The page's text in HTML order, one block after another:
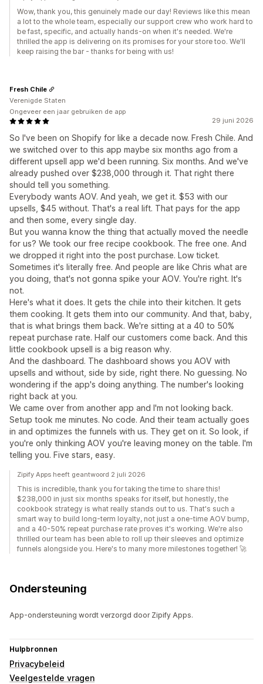
Wow, thank you, this genuinely made our day! Reviews like this mean
a lot to the whole team, especially our support crew who work hard to
be fast, specific, and actually hands-on when it's needed. We're
thrilled the app is delivering on its promises for your store too. We'll
keep raising the bar - thanks for being with us!
29 juni 2026
So I've been on Shopify for like a decade now. Fresh Chile. And
we switched over to this app maybe six months ago from a
different upsell app we'd been running. Six months. And we've
already pushed over $238,000 through it. That right there
should tell you something.
Everybody wants AOV. And yeah, we get it. $53 with our
upsells, $45 without. That's a real lift. That pays for the app
and then some, every single day.
But you wanna know the thing that actually moved the needle
for us? We took our free recipe cookbook. The free one. And
we dropped it right into the post purchase. Low ticket.
Sometimes it's literally free. And people are like Chris what are
you doing, that's not gonna spike your AOV. You're right. It's
not.
Here's what it does. It gets the chile into their kitchen. It gets
them cooking. It gets them into our community. And that, baby,
that is what brings them back. We're sitting at a 40 to 50%
repeat purchase rate. Half our customers come back. And this
little cookbook upsell is a big reason why.
And the dashboard. The dashboard shows you AOV with
upsells and without, side by side, right there. No guessing. No
wondering if the app's doing anything. The number's looking
right back at you.
We came over from another app and I'm not looking back.
Setup took me minutes. No code. And their team actually goes
in and optimizes the funnels with us. They get on it. So look, if
you're only thinking AOV you're leaving money on the table. I'm
telling you. Five stars, easy.
Fresh Chile
Verenigde Staten
Ongeveer een jaar gebruiken de app
Zipify Apps heeft geantwoord 2 juli 2026
This is incredible, thank you for taking the time to share this!
$238,000 in just six months speaks for itself, but honestly, the
cookbook strategy is what really stands out to us. That's such a
smart way to build long-term loyalty, not just a one-time AOV bump,
and a 40-50% repeat purchase rate proves it's working. We're also
thrilled our team has been able to roll up their sleeves and optimize
funnels alongside you. Here's to many more milestones together! 🚀
Ondersteuning
App-ondersteuning wordt verzorgd door Zipify Apps.
Hulpbronnen
Privacybeleid
Veelgestelde vragen